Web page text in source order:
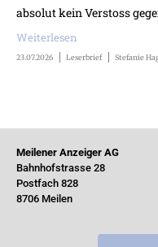
absolut kein Verstoss
Weiterlesen
23.07.2026 Leserbrief Stefanie
Meilener Anzeiger AG
Bahnhofstrasse 28
Postfach 828
8706 Meilen